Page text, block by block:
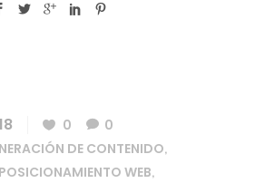
0
0
DE CONTENIDO,
POSICIONAMIENTO WEB,